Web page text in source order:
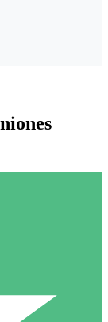
compromiso